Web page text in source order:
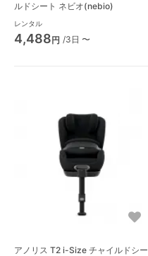
ルドシート ネビオ(nebio)
レンタル
4,488円 /3日 〜
アノリス T2 i-Size チャイルドシー